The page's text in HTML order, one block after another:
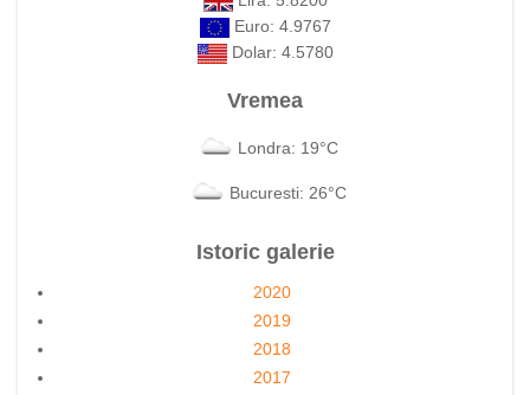
Euro: 4.9767
Dolar: 4.5780
Vremea
Londra: 19°C
Bucuresti: 26°C
Istoric galerie
2020
2019
2018
2017